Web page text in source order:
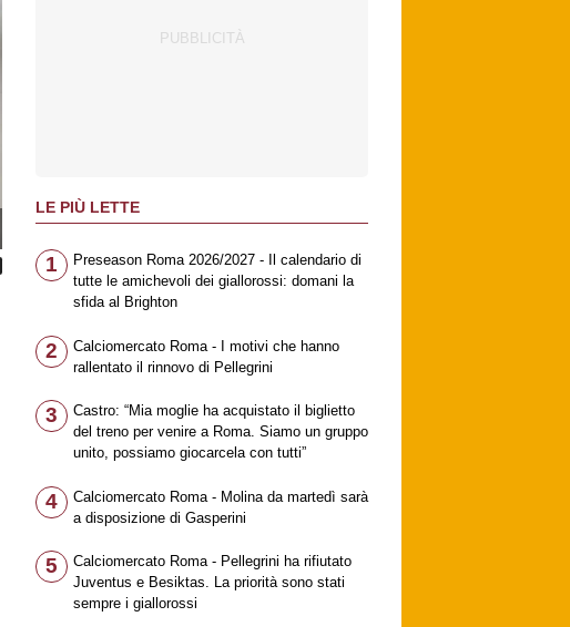
LE PIÙ LETTE
1
Preseason Roma 2026/2027 - Il calendario di
tutte le amichevoli dei giallorossi: domani la
sfida al Brighton
2
Calciomercato Roma - I motivi che hanno
rallentato il rinnovo di Pellegrini
3
Castro: “Mia moglie ha acquistato il biglietto
del treno per venire a Roma. Siamo un gruppo
unito, possiamo giocarcela con tutti”
4
Calciomercato Roma - Molina da martedì sarà
a disposizione di Gasperini
5
Calciomercato Roma - Pellegrini ha rifiutato
Juventus e Besiktas. La priorità sono stati
sempre i giallorossi